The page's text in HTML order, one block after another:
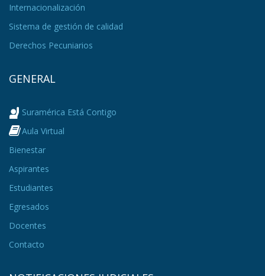
Internacionalización
Sistema de gestión de calidad
Derechos Pecuniarios
GENERAL
Suramérica Está Contigo
Aula Virtual
Bienestar
Aspirantes
Estudiantes
Egresados
Docentes
Contacto